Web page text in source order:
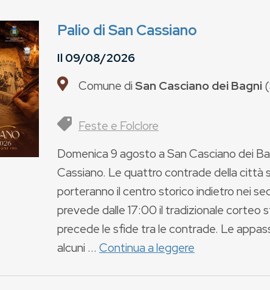
Palio di San Cassiano
Il09/08/2026
Comune diSan Casciano dei Bagni(
Feste e Folclore
Domenica 9 agosto a San Casciano dei
Cassiano. Le quattro contrade della città
porteranno il centro storico indietro nei
prevede dalle 17:00 il tradizionale corteo
precede le sfide tra le contrade. Le
alcuni ... Continua a leggere